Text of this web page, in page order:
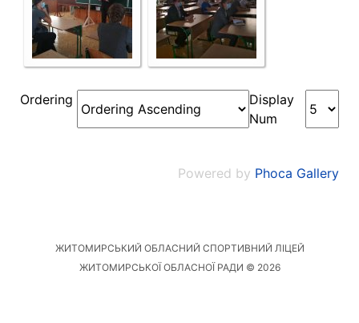
Ordering
Display
Num
Powered by Phoca Gallery
ЖИТОМИРСЬКИЙ ОБЛАСНИЙ СПОРТИВНИЙ ЛІЦЕЙ
ЖИТОМИРСЬКОЇ ОБЛАСНОЇ РАДИ © 2026